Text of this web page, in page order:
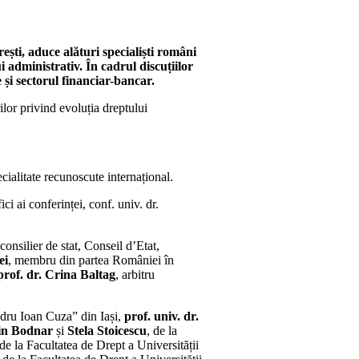
aduce alături specialiști români
administrativ. În cadrul discuțiilor
sectorul financiar-bancar.
privind evoluția dreptului
recunoscute internațional.
ai conferinței, conf. univ. dr.
de stat, Conseil d’Etat,
, membru din partea României în
dr. Crina Baltag, arbitru
Ioan Cuza” din Iași, prof. univ. dr.
Bodnar și Stela Stoicescu, de la
la Facultatea de Drept a Universității